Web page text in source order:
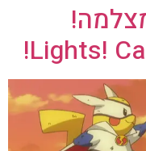
מצלמה!